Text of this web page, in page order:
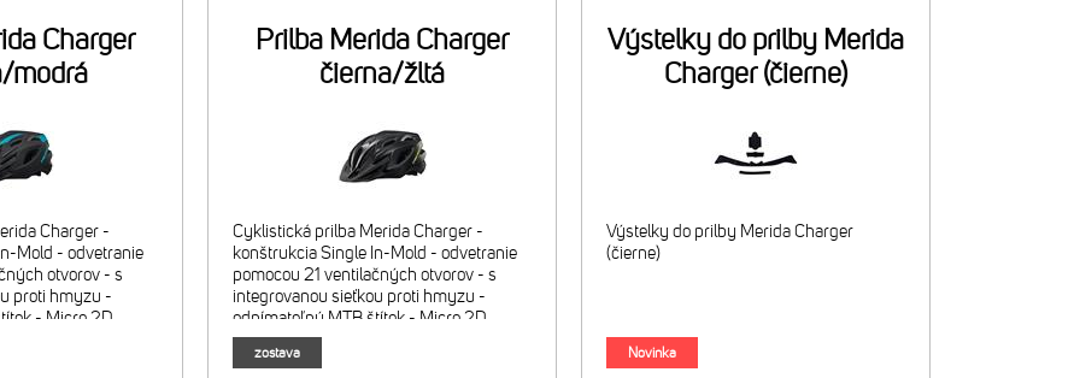
Charger
modrá
Charger -
Mold - odvetranie
otvorov - s
proti hmyzu -
- Micro 2D
- komfortné
260
Prilba Merida Charger
čierna/žltá
Cyklistická prilba Merida Charger -
konštrukcia Single In-Mold - odvetranie
pomocou 21 ventilačných otvorov - s
integrovanou sieťkou proti hmyzu -
odnímateľný MTB štítok - Micro 2D
otočný upínací systém - komfortné
výstelky prilby Hmotnosť: 260
zostava
Výstelky do prilby Merida
Charger (čierne)
Výstelky do prilby Merida Charger
(čierne)
Novinka